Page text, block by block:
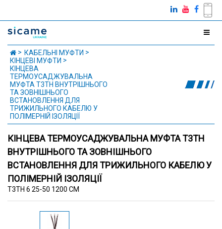
КАБЕЛЬНІ МУФТИ
КІНЦЕВІ МУФТИ
КІНЦЕВА
ТЕРМОУСАДЖУВАЛЬНА
МУФТА T3TH ВНУТРІШНЬОГО
ТА ЗОВНІШНЬОГО
ВСТАНОВЛЕННЯ ДЛЯ
ТРИЖИЛЬНОГО КАБЕЛЮ У
ПОЛІМЕРНІЙ ІЗОЛЯЦІЇ
КІНЦЕВА ТЕРМОУСАДЖУВАЛЬНА МУФТА T3TH
ВНУТРІШНЬОГО ТА ЗОВНІШНЬОГО
ВСТАНОВЛЕННЯ ДЛЯ ТРИЖИЛЬНОГО КАБЕЛЮ У
ПОЛІМЕРНІЙ ІЗОЛЯЦІЇ
T3TH 6 25-50 1200 CM